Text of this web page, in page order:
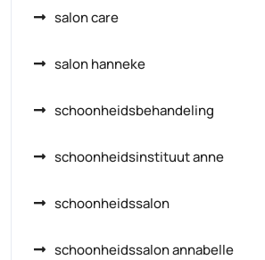
salon care
salon hanneke
schoonheidsbehandeling
schoonheidsinstituut anne
schoonheidssalon
schoonheidssalon annabelle